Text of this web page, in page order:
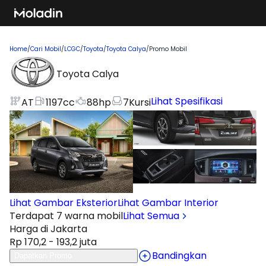
Home/Cari Mobil/LCGC/Toyota/Toyota Calya/Promo Mobil
Toyota Calya
AT 1197cc 88hp 7KursiLihat Spesifikasi
Lihat Gambar EksteriorLihat Gambar Interior
Terdapat 7 warna mobilLihat Semua
Harga di Jakarta
Rp 170,2 - 193,2 juta
Bandingkan